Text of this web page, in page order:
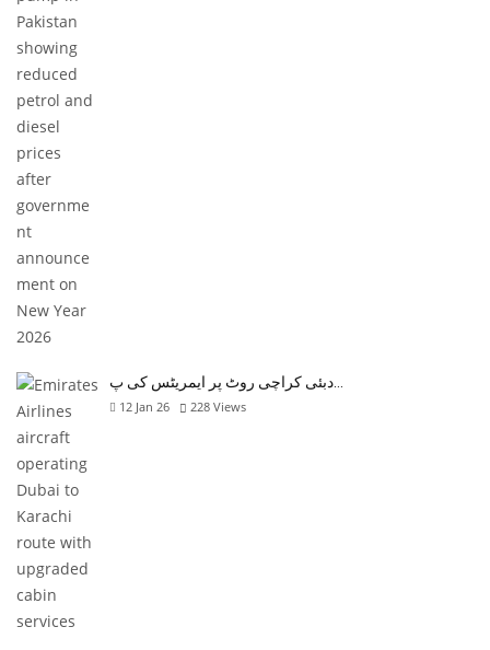
12 Jan 26 228 Views